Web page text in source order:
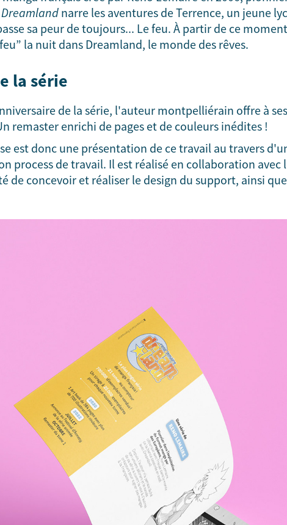
Dreamland narre les aventures de Terrence, un jeune
sa peur de toujours... Le feu. À partir de ce
la nuit dans Dreamland, le monde des rêves.
la série
de la série, l'auteur montpelliérain offre à
remaster enrichi de pages et de couleurs inédites !
est donc une présentation de ce travail au travers
process de travail. Il est réalisé en collaboration avec
de concevoir et réaliser le design du support, ainsi